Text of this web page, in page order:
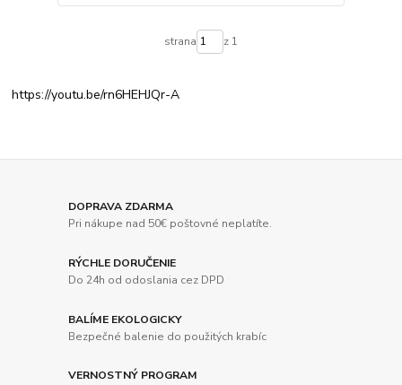
strana z 1
https://youtu.be/rn6HEHJQr-A
DOPRAVA ZDARMA
Pri nákupe nad 50€ poštovné neplatíte.
RÝCHLE DORUČENIE
Do 24h od odoslania cez DPD
BALÍME EKOLOGICKY
Bezpečné balenie do použitých krabíc
VERNOSTNÝ PROGRAM